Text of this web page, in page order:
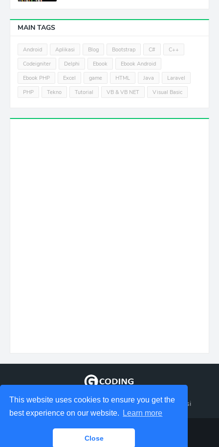
This website uses cookies to ensure you get the
best experience on our website.
Learn more
Close
MAIN TAGS
Android Aplikasi Blog Bootstrap C#
C++
Codeigniter
Delphi Ebook
Ebook Android
Ebook PHP
Excel game HTML Java
Laravel
PHP
Tekno Tutorial VB & VB NET Visual Basic
Tempat berbagi Informasi tentang coding dan aplikasi
Design by - GudangCoding